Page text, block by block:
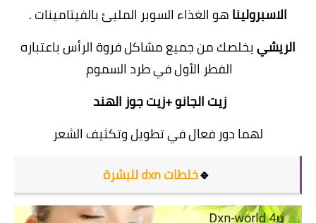
الاسبروليناهو الغذاء السوبر المليئ بالفيتامينات .
الريشييخلصك من جميع مشاكل فروة الرأس باعتباره
الفطر الأول في طرد السموم
زيت الجانو +زيت جوز الهند
لهما دور فعال في تطويل وتكثيف الشعر
🔹خلطات dxn للبشرة